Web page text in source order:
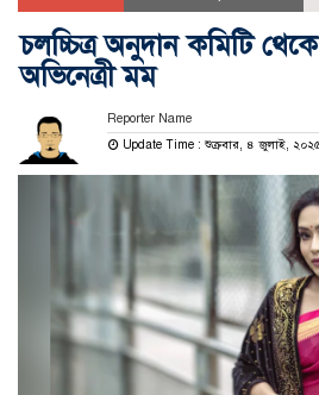
চলচ্চিত্র অনুদান কমিটি
অভিনেত্রী মম
Reporter Name
Update Time : শুক্রবার, ৪ জুলাই, ২০২৫